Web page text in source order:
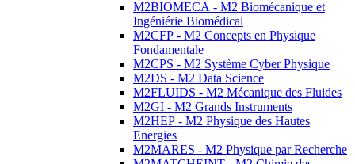
M2BIOMECA - M2 Biomécanique et
Ingéniérie Biomédical
M2CFP - M2 Concepts en Physique
Fondamentale
M2CPS - M2 Système Cyber Physique
M2DS - M2 Data Science
M2FLUIDS - M2 Mécanique des Fluides
M2GI - M2 Grands Instruments
M2HEP - M2 Physique des Hautes
Energies
M2MARES - M2 Physique par Recherche